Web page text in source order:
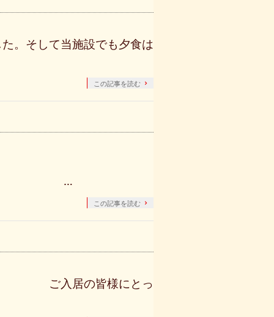
。そして当施設でも夕食は
この記事を読む
この記事を読む
入居の皆様にとっ